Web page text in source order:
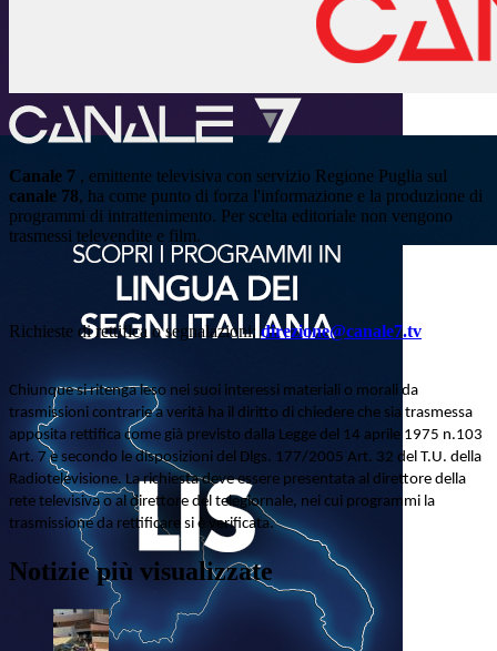
Canale 7 , emittente televisiva con servizio Regione Puglia sul
canale 78, ha come punto di forza l'informazione e la produzione di
programmi di intrattenimento. Per scelta editoriale non vengono
trasmessi televendite e film.
Richieste di rettifica o segnalazioni: direzione@canale7.tv
Chiunque si ritenga leso nei suoi interessi materiali o morali da
trasmissioni contrarie a verità ha il diritto di chiedere che sia trasmessa
apposita rettifica come già previsto dalla Legge del 14 aprile 1975 n.103
Art. 7 e secondo le disposizioni del Dlgs. 177/2005 Art. 32 del T.U. della
Radiotelevisione. La richiesta deve essere presentata al direttore della
rete televisiva o al direttore del telegiornale, nei cui programmi la
trasmissione da rettificare si è verificata.
Notizie più visualizzate